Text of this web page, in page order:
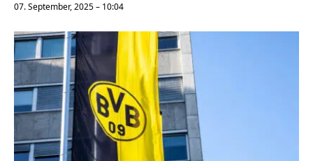
07. September, 2025 – 10:04